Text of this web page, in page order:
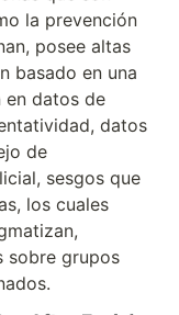
la prevención
posee altas
basado en una
en datos de
datos
de
sesgos que
los cuales
sobre grupos